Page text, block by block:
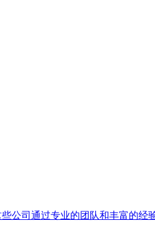
公司通过专业的团队和丰富的